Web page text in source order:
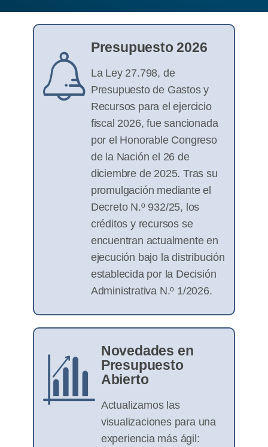
Presupuesto 2026
La Ley 27.798, de
Presupuesto de Gastos y
Recursos para el ejercicio
fiscal 2026, fue sancionada
por el Honorable Congreso
de la Nación el 26 de
diciembre de 2025. Tras su
promulgación mediante el
Decreto N.º 932/25, los
créditos y recursos se
encuentran actualmente en
ejecución bajo la distribución
establecida por la Decisión
Administrativa N.º 1/2026.
Novedades en
Presupuesto
Abierto
Actualizamos las
visualizaciones para una
experiencia más ágil: